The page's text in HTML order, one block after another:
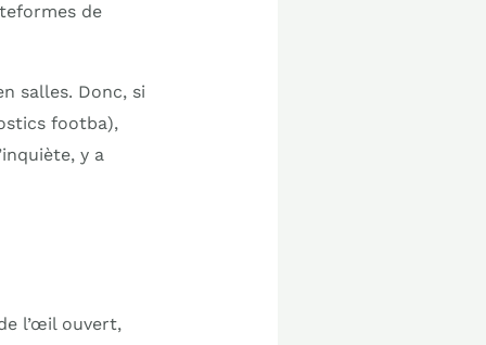
de
salles. Donc, si
footba),
y a
l’œil ouvert,